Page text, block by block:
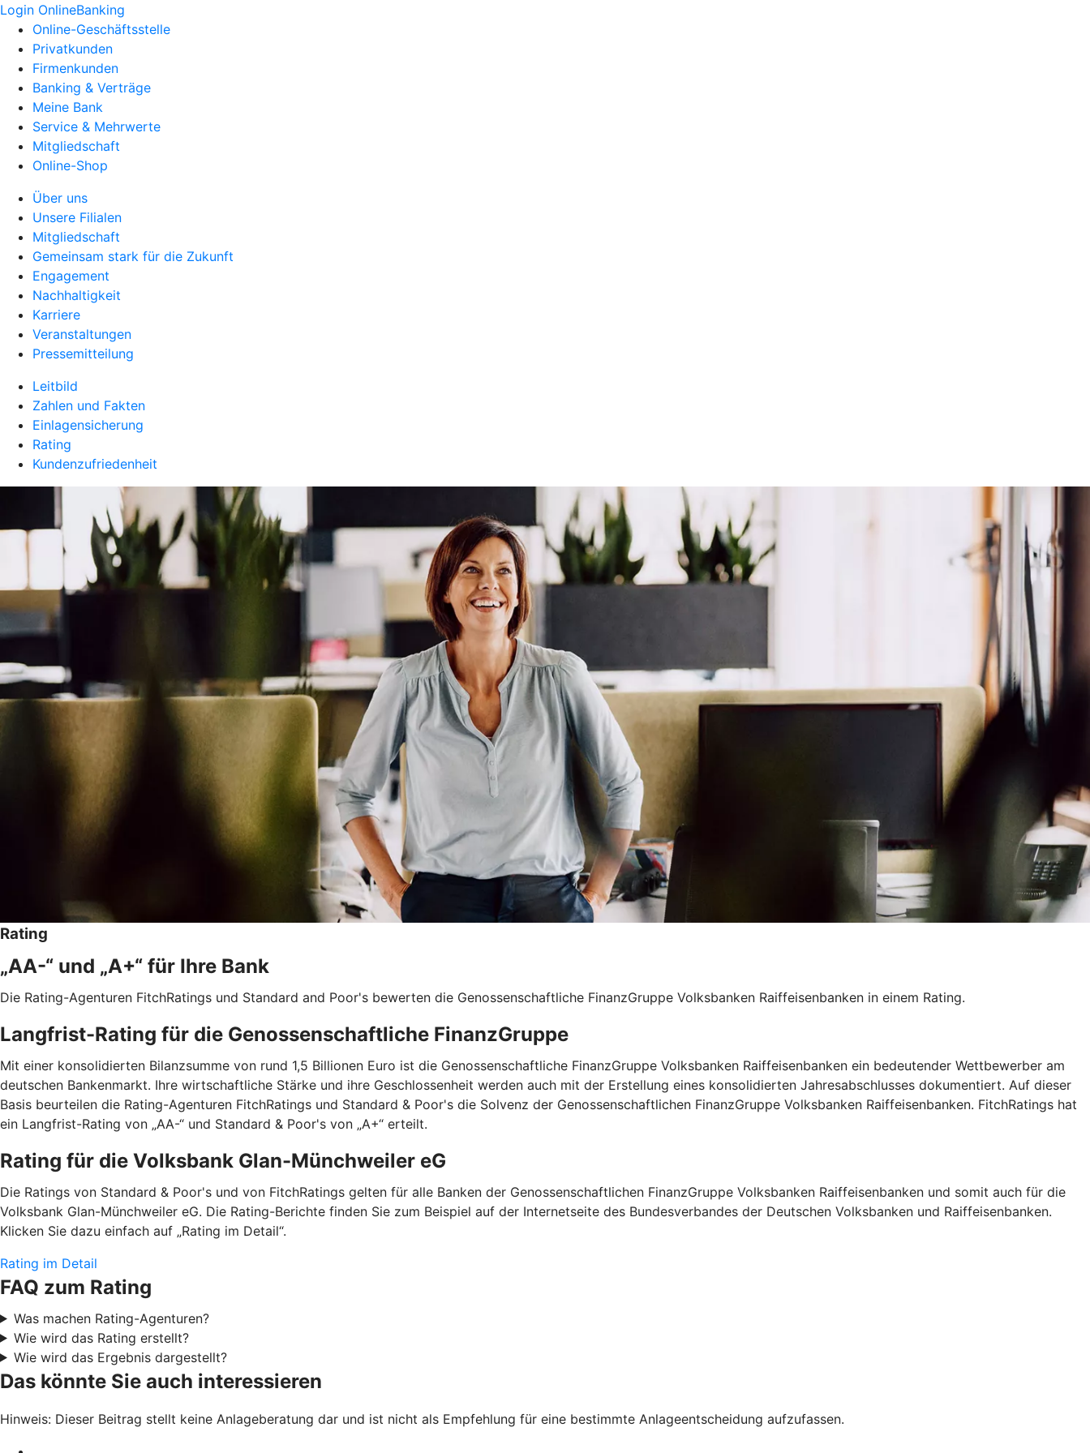
Login OnlineBanking
Online-Geschäftsstelle
Privatkunden
Firmenkunden
Banking & Verträge
Meine Bank
Service & Mehrwerte
Mitgliedschaft
Online-Shop
Über uns
Unsere Filialen
Mitgliedschaft
Gemeinsam stark für die Zukunft
Engagement
Nachhaltigkeit
Karriere
Veranstaltungen
Pressemitteilung
Leitbild
Zahlen und Fakten
Einlagensicherung
Rating
Kundenzufriedenheit
Rating
„AA-“ und „A+“ für Ihre Bank
Die Rating-Agenturen FitchRatings und Standard and Poor's bewerten die Genossenschaftliche FinanzGruppe Volksbanken Raiffeisenbanken in einem Rating.
Langfrist-Rating für die Genossenschaftliche FinanzGruppe
Mit einer konsolidierten Bilanzsumme von rund 1,5 Billionen Euro ist die Genossenschaftliche FinanzGruppe Volksbanken Raiffeisenbanken ein bedeutender Wettbewerber am
deutschen Bankenmarkt. Ihre wirtschaftliche Stärke und ihre Geschlossenheit werden auch mit der Erstellung eines konsolidierten Jahresabschlusses dokumentiert. Auf dieser
Basis beurteilen die Rating-Agenturen FitchRatings und Standard & Poor's die Solvenz der Genossenschaftlichen FinanzGruppe Volksbanken Raiffeisenbanken. FitchRatings hat
ein Langfrist-Rating von „AA-“ und Standard & Poor's von „A+“ erteilt.
Rating für die Volksbank Glan-Münchweiler eG
Die Ratings von Standard & Poor's und von FitchRatings gelten für alle Banken der Genossenschaftlichen FinanzGruppe Volksbanken Raiffeisenbanken und somit auch für die
Volksbank Glan-Münchweiler eG. Die Rating-Berichte finden Sie zum Beispiel auf der Internetseite des Bundesverbandes der Deutschen Volksbanken und Raiffeisenbanken.
Klicken Sie dazu einfach auf „Rating im Detail“.
Rating im Detail
FAQ zum Rating
Was machen Rating-Agenturen?
Wie wird das Rating erstellt?
Wie wird das Ergebnis dargestellt?
Das könnte Sie auch interessieren
Hinweis: Dieser Beitrag stellt keine Anlageberatung dar und ist nicht als Empfehlung für eine bestimmte Anlageentscheidung aufzufassen.